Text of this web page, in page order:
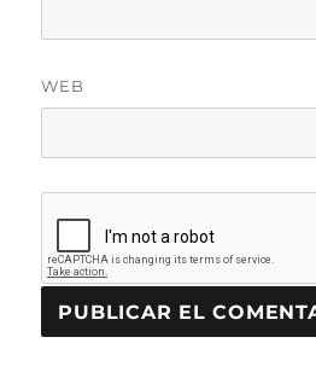
WEB